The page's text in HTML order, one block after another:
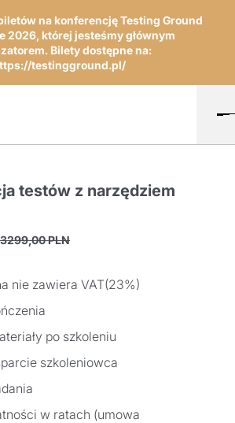
na konferencję Testing Ground
2026, której jesteśmy głównym
Bilety dostępne na:
testingground.pl/
testów z narzędziem
3299,00PLN
nie zawiera VAT(23%)
po szkoleniu
szkoleniowca
w ratach (umowa